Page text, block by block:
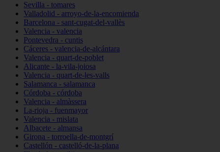
Sevilla - tomares
Valladolid - arroyo-de-la-encomienda
Barcelona - sant-cugat-del-vallès
Valencia - valencia
Pontevedra - cuntis
Cáceres - valencia-de-alcántara
Valencia - quart-de-poblet
Alicante - la-vila-joiosa
Valencia - quart-de-les-valls
Salamanca - salamanca
Córdoba - córdoba
Valencia - almàssera
La-rioja - fuenmayor
Valencia - mislata
Albacete - almansa
Girona - torroella-de-montgrí
Castellón - castelló-de-la-plana